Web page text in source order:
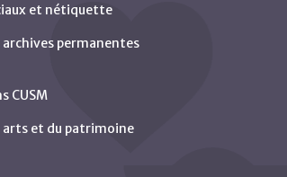
et nétiquette
archives permanentes
CUSM
arts et du patrimoine